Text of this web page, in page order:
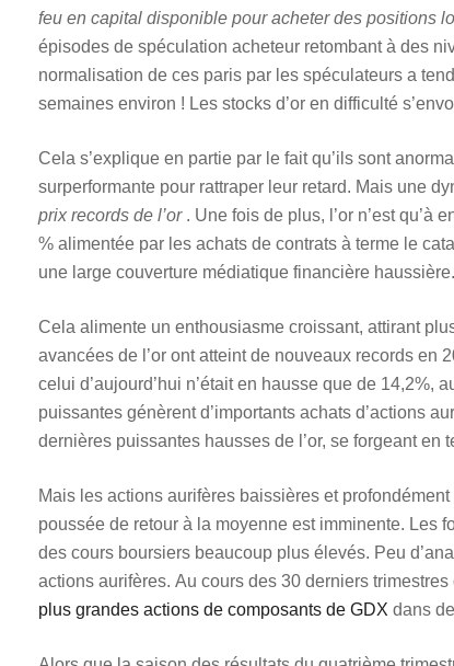
feu en capital disponible pour acheter des positions
épisodes de spéculation acheteur retombant à des
normalisation de ces paris par les spéculateurs a
semaines environ ! Les stocks d’or en difficulté
Cela s’explique en partie par le fait qu’ils sont
surperformante pour rattraper leur retard. Mais une
prix records de l’or. Une fois de plus, l’or n’est qu’à
% alimentée par les achats de contrats à terme le
une large couverture médiatique financière haussière.
Cela alimente un enthousiasme croissant, attirant
avancées de l’or ont atteint de nouveaux records en
celui d’aujourd’hui n’était en hausse que de 14,2%,
puissantes génèrent d’importants achats d’actions
dernières puissantes hausses de l’or, se forgeant en
Mais les actions aurifères baissières et
poussée de retour à la moyenne est imminente. Les
des cours boursiers beaucoup plus élevés. Peu
actions aurifères. Au cours des 30 derniers
plus grandes actions de composants de GDX dans